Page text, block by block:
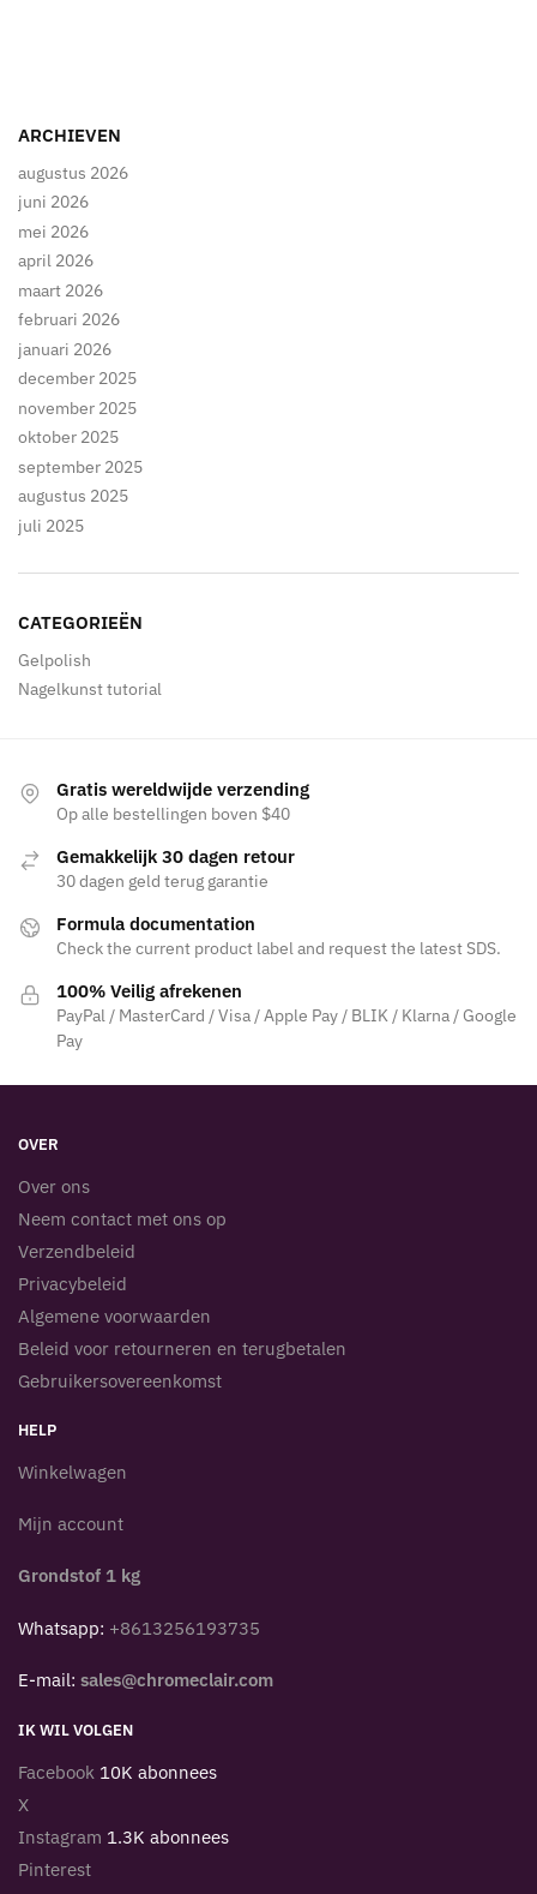
ARCHIEVEN
augustus 2026
juni 2026
mei 2026
april 2026
maart 2026
februari 2026
januari 2026
december 2025
november 2025
oktober 2025
september 2025
augustus 2025
juli 2025
CATEGORIEËN
Gelpolish
Nagelkunst tutorial
Gratis wereldwijde verzending
Op alle bestellingen boven $40
Gemakkelijk 30 dagen retour
30 dagen geld terug garantie
Formula documentation
Check the current product label and request the latest SDS.
100% Veilig afrekenen
PayPal / MasterCard / Visa / Apple Pay / BLIK / Klarna / Google
Pay
OVER
Over ons
Neem contact met ons op
Verzendbeleid
Privacybeleid
Algemene voorwaarden
Beleid voor retourneren en terugbetalen
Gebruikersovereenkomst
HELP
Winkelwagen
Mijn account
Grondstof 1 kg
Whatsapp: +8613256193735
E-mail: sales@chromeclair.com
IK WIL VOLGEN
Facebook 10K abonnees
X
Instagram 1.3K abonnees
Pinterest